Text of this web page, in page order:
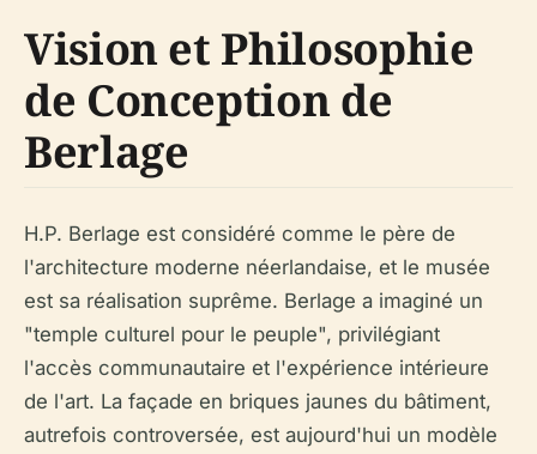
Vision et Philosophie
de Conception de
Berlage
H.P. Berlage est considéré comme le père de
l'architecture moderne néerlandaise, et le musée
est sa réalisation suprême. Berlage a imaginé un
"temple culturel pour le peuple", privilégiant
l'accès communautaire et l'expérience intérieure
de l'art. La façade en briques jaunes du bâtiment,
autrefois controversée, est aujourd'hui un modèle